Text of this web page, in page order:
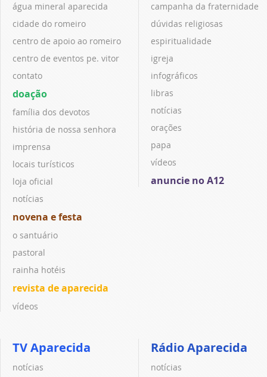
água mineral aparecida
cidade do romeiro
centro de apoio ao romeiro
centro de eventos pe. vitor
contato
doação
família dos devotos
história de nossa senhora
imprensa
locais turísticos
loja oficial
notícias
novena e festa
o santuário
pastoral
rainha hotéis
revista de aparecida
vídeos
campanha da fraternidade
dúvidas religiosas
espiritualidade
igreja
infográficos
libras
notícias
orações
papa
vídeos
anuncie no A12
TV Aparecida
notícias
Rádio Aparecida
notícias